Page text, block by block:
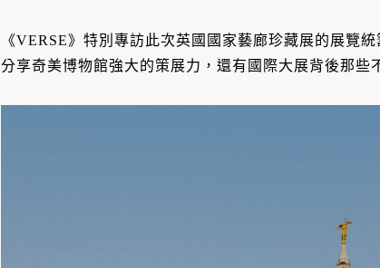
《VERSE》特別專訪此次英國國家藝廊珍藏展的展覽
分享奇美博物館強大的策展力，還有國際大展背後那些